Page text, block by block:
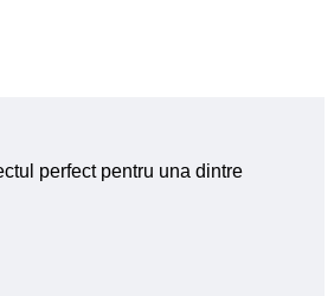
perfect pentru una dintre